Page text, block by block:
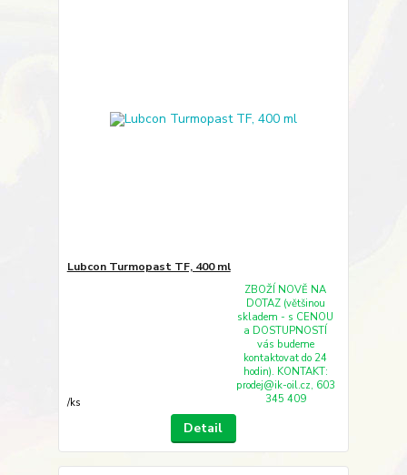
Lubcon Turmopast TF, 400 ml
/ks
ZBOŽÍ NOVĚ NA
DOTAZ (většinou
skladem - s CENOU
a DOSTUPNOSTÍ
vás budeme
kontaktovat do 24
hodin). KONTAKT:
prodej@ik-oil.cz, 603
345 409
Detail